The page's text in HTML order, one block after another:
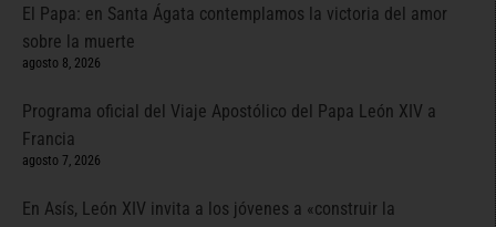
El Papa: en Santa Ágata contemplamos la victoria del amor
sobre la muerte
agosto 8, 2026
Programa oficial del Viaje Apostólico del Papa León XIV a
Francia
agosto 7, 2026
En Asís, León XIV invita a los jóvenes a «construir la